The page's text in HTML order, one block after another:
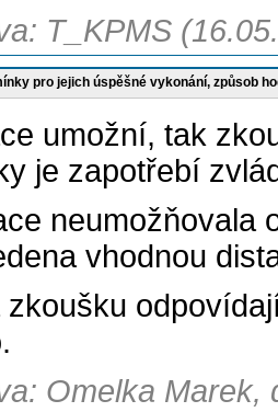
T_KPMS
pro jejich úspěšné vykonání, způsob
umožní, tak
je zapotřebí
neumožňovala
vhodnou
Omelka Marek,